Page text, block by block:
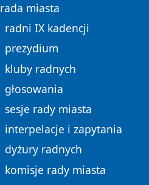
rada miasta
radni IX kadencji
prezydium
kluby radnych
głosowania
sesje rady miasta
interpelacje i zapytania
dyżury radnych
komisje rady miasta